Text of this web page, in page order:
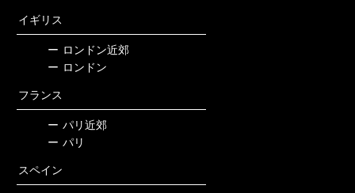
イギリス
ー ロンドン近郊
ー ロンドン
フランス
ー パリ近郊
ー パリ
スペイン